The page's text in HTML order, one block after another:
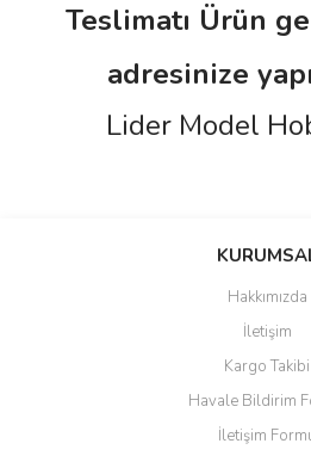
Teslimatı Ürün
adresinize
Lider Model
Bu ürüne ilk yorumu
Yorum Yaz
Ürün resmi kalitesiz, bozuk veya
Ürün açıklamasında eksik bilgiler
Ürün bilgilerinde hatalar bulunuyor.
Ürün fiyatı diğer sitelerden daha
Hakkımızda
İletişim
Kargo Takibi
Havale Bildirim
İletişim